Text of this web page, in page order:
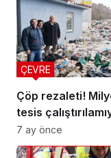
Çöp rezaleti!
tesis
ÇEVRE
7 ay önce